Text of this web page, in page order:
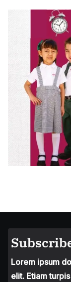
Lorem ipsum
elit. Etiam